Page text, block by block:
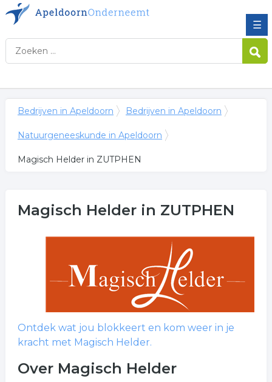
☰
Bedrijven in Apeldoorn Bedrijven in Apeldoorn
Natuurgeneeskunde in Apeldoorn
Magisch Helder in ZUTPHEN
Magisch Helderin ZUTPHEN
Ontdek wat jou blokkeert en kom weer in je
kracht met Magisch Helder.
Over Magisch Helder